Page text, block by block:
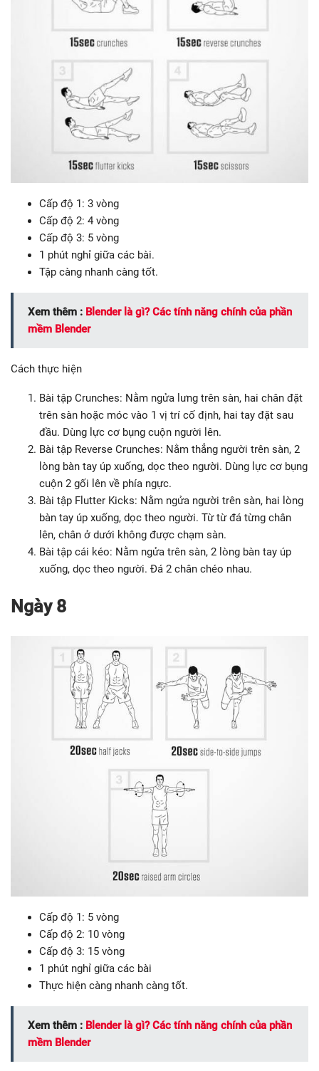
Cấp độ 1: 3 vòng
Cấp độ 2: 4 vòng
Cấp độ 3: 5 vòng
1 phút nghỉ giữa các bài.
Tập càng nhanh càng tốt.
Xem thêm : Blender là gì? Các tính năng chính của phần
mềm Blender
Cách thực hiện
Bài tập Crunches: Nằm ngửa lưng trên sàn, hai chân đặt
trên sàn hoặc móc vào 1 vị trí cố định, hai tay đặt sau
đầu. Dùng lực cơ bụng cuộn người lên.
Bài tập Reverse Crunches: Nằm thẳng người trên sàn, 2
lòng bàn tay úp xuống, dọc theo người. Dùng lực cơ bụng
cuộn 2 gối lên về phía ngực.
Bài tập Flutter Kicks: Nằm ngửa người trên sàn, hai lòng
bàn tay úp xuống, dọc theo người. Từ từ đá từng chân
lên, chân ở dưới không được chạm sàn.
Bài tập cái kéo: Nằm ngửa trên sàn, 2 lòng bàn tay úp
xuống, dọc theo người. Đá 2 chân chéo nhau.
Ngày 8
Cấp độ 1: 5 vòng
Cấp độ 2: 10 vòng
Cấp độ 3: 15 vòng
1 phút nghỉ giữa các bài
Thực hiện càng nhanh càng tốt.
Xem thêm : Blender là gì? Các tính năng chính của phần
mềm Blender